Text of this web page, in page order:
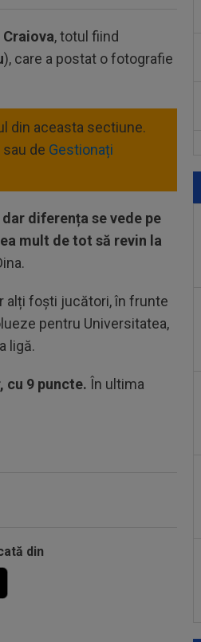
, totul fiind
), care a postat o fotografie
din aceasta sectiune.
de Gestionați
diferența se vede pe
mult de tot să revin la
alți foști jucători, în frunte
pentru Universitatea,
ligă.
cu 9 puncte. În ultima
din